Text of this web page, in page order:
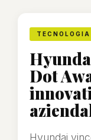
TECNOLOGIA
Dot
Hyundai